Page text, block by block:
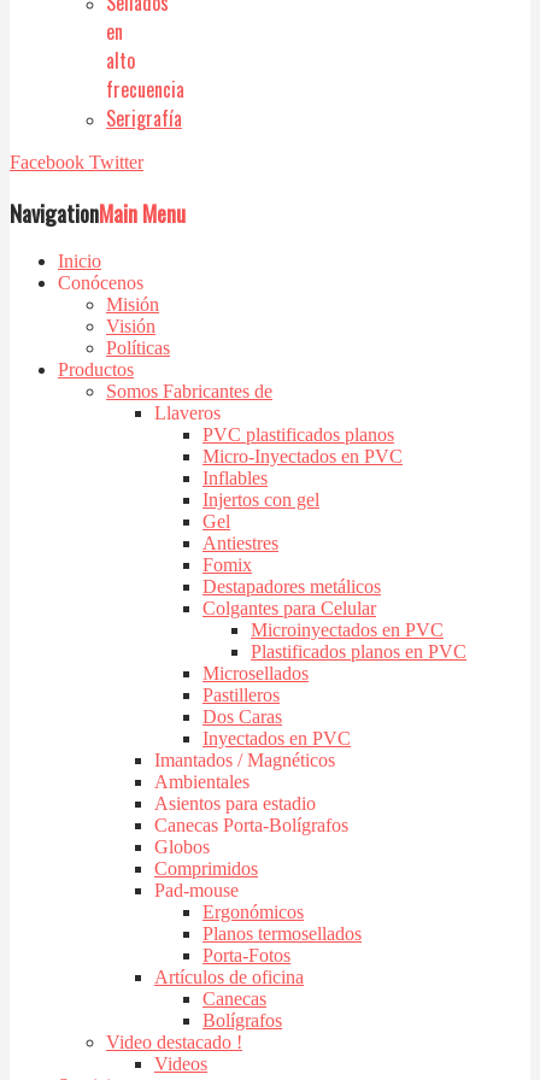
en
alto
frecuencia
Serigrafía
Facebook Twitter
NavigationMain Menu
Inicio
Conócenos
Misión
Visión
Políticas
Productos
Somos Fabricantes de
Llaveros
PVC plastificados planos
Micro-Inyectados en PVC
Inflables
Injertos con gel
Gel
Antiestres
Fomix
Destapadores metálicos
Colgantes para Celular
Microinyectados en PVC
Plastificados planos en PVC
Microsellados
Pastilleros
Dos Caras
Inyectados en PVC
Imantados / Magnéticos
Ambientales
Asientos para estadio
Canecas Porta-Bolígrafos
Globos
Comprimidos
Pad-mouse
Ergonómicos
Planos termosellados
Porta-Fotos
Artículos de oficina
Canecas
Bolígrafos
Video destacado !
Videos